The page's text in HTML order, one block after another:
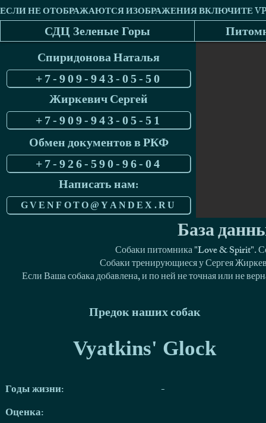
СДЦ Зеленые Горы
Спиридонова Наталья
+7-909-943-05-50
Жиркевич Сергей
+7-909-943-05-51
Обмен документов в РКФ
+7-926-590-96-04
Написать нам:
GVENFOTO@YANDEX.RU
База
Собаки питомника "Love & Spirit".
Собаки тренирующиеся у Сергея
Если Ваша собака добавлена, и по ней не точная или не
Предок наших собак
Vyatkins' Glock
Годы жизни:
-
Оценка: